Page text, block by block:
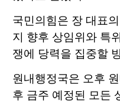
국민의힘은 장 대표
지 향후 상임위와 특
쟁에 당력을 집중할
원내행정국은 오후
후 금주 예정된 모든